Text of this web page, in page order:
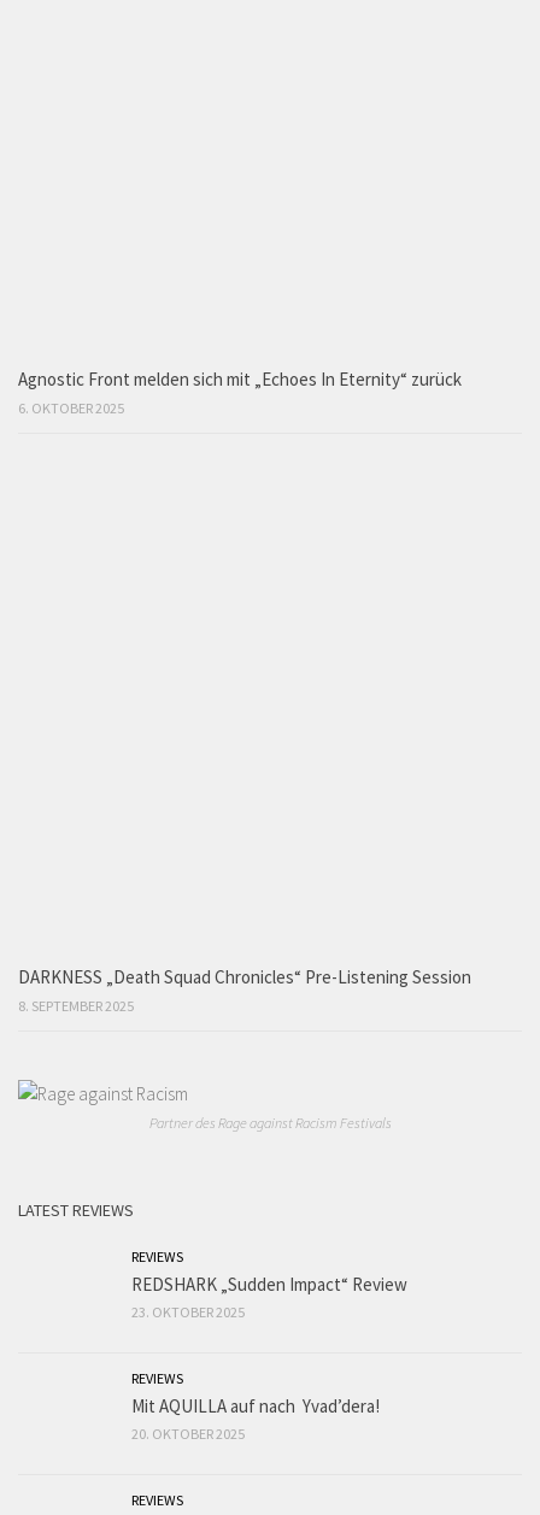
Agnostic Front melden sich mit „Echoes In Eternity“ zurück
6. OKTOBER 2025
DARKNESS „Death Squad Chronicles“ Pre-Listening Session
8. SEPTEMBER 2025
Partner des Rage against Racism Festivals
LATEST REVIEWS
REVIEWS
REDSHARK „Sudden Impact“ Review
23. OKTOBER 2025
REVIEWS
Mit AQUILLA auf nach Yvad’dera!
20. OKTOBER 2025
REVIEWS